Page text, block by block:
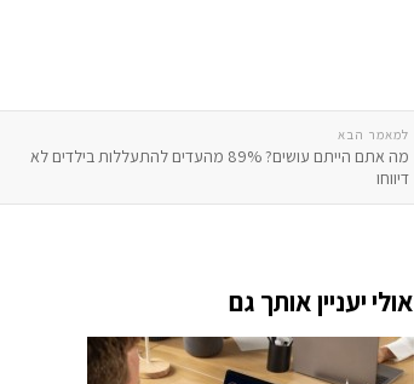
למאמר הבא
מה אתם הייתם עושים? 89% מהעדים להתעללות בילדים לא
דיווחו
אולי יעניין אותך גם